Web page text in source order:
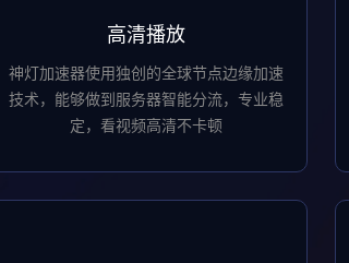
高清播放
神灯加速器使用独创的全球节点边缘加速
技术，能够做到服务器智能分流，专业稳
定，看视频高清不卡顿